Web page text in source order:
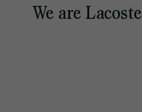
We are Lacoste